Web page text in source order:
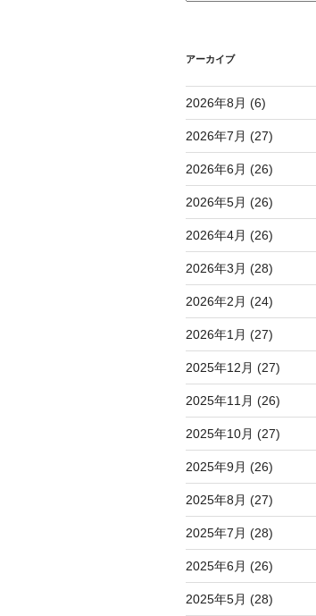
アーカイブ
2026年8月 (6)
2026年7月 (27)
2026年6月 (26)
2026年5月 (26)
2026年4月 (26)
2026年3月 (28)
2026年2月 (24)
2026年1月 (27)
2025年12月 (27)
2025年11月 (26)
2025年10月 (27)
2025年9月 (26)
2025年8月 (27)
2025年7月 (28)
2025年6月 (26)
2025年5月 (28)